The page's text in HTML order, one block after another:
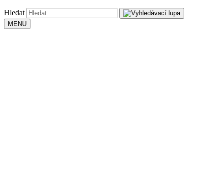
Hledat
MENU